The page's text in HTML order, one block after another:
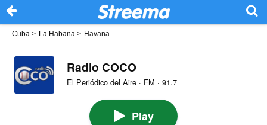
Cuba > La Habana > Havana
Radio COCO
El Periódico del Aire · FM · 91.7
Play